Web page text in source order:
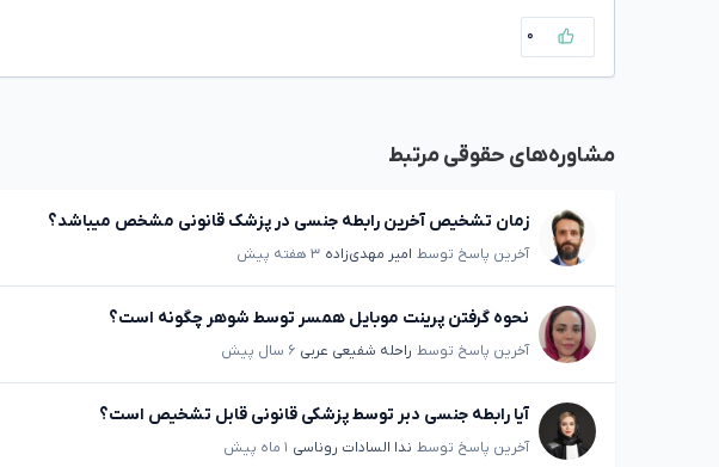
۰
مشاوره‌های حقوقی مرتبط
زمان تشخیص آخرین رابطه جنسی در پزشک قانونی مشخص میباشد؟
آخرین پاسخ توسط امیر مهدی‌زاده ۳ هفته پیش
نحوه گرفتن پرینت موبایل همسر توسط شوهر چگونه است؟
آخرین پاسخ توسط راحله شفیعی عربی ۶ سال پیش
آیا رابطه جنسی دبر توسط پزشکی قانونی قابل تشخیص است؟
آخرین پاسخ توسط ندا السادات روناسی ۱ ماه پیش